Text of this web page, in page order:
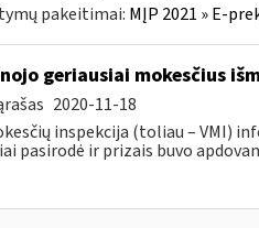
pakeitimai: MĮP 2021 » E-
geriausiai mokesčius
2020-11-18
inspekcija (toliau – VMI)
pasirodė ir prizais buvo